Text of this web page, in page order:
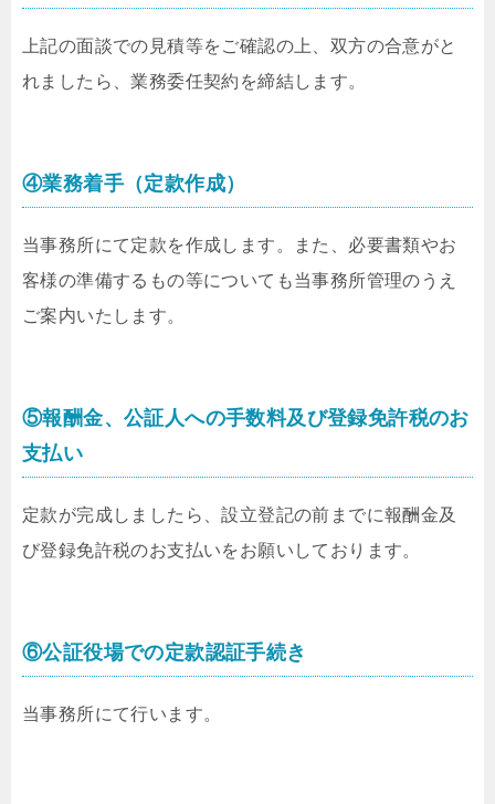
上記の面談での見積等をご確認の上、双方の合意がと
れましたら、業務委任契約を締結します。
④業務着手（定款作成）
当事務所にて定款を作成します。また、必要書類やお
客様の準備するもの等についても当事務所管理のうえ
ご案内いたします。
⑤報酬金、公証人への手数料及び登録免許税のお
支払い
定款が完成しましたら、設立登記の前までに報酬金及
び登録免許税のお支払いをお願いしております。
⑥公証役場での定款認証手続き
当事務所にて行います。